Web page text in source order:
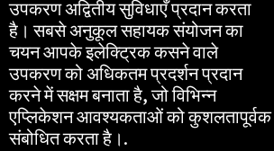
उपकरण अद्वितीय सुविधाएँ प्रदान करता
है। सबसे अनुकूल सहायक संयोजन का
चयन आपके इलेक्ट्रिक कसने वाले
उपकरण को अधिकतम प्रदर्शन प्रदान
करने में सक्षम बनाता है, जो विभिन्न
एप्लिकेशन आवश्यकताओं को कुशलतापूर्वक
संबोधित करता है।.